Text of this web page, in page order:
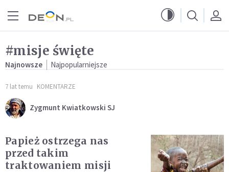
#misje święte
Najnowsze Najpopularniejsze
7 lat temu KOMENTARZE
Zygmunt Kwiatkowski SJ
Papież ostrzega nas
przed takim
traktowaniem misji